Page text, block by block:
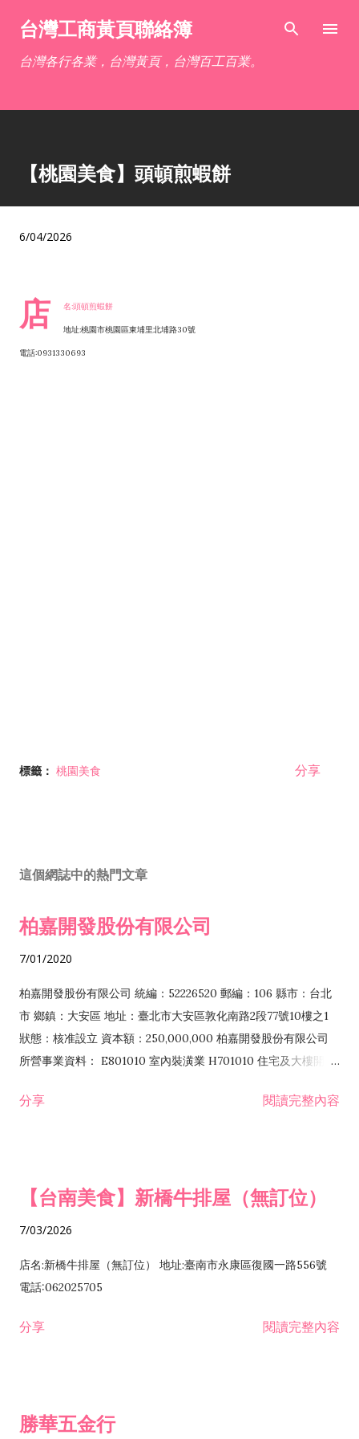
跳到主要內容
台灣工商黃頁聯絡簿
台灣各行各業，台灣黃頁，台灣百工百業。
【桃園美食】頭頓煎蝦餅
6/04/2026
店 名:頭頓煎蝦餅
地址:桃園市桃園區東埔里北埔路30號
電話:0931330693
標籤： 桃園美食 分享
這個網誌中的熱門文章
柏嘉開發股份有限公司
7/01/2020
柏嘉開發股份有限公司 統編：52226520 郵編：106 縣市：台北
市 鄉鎮：大安區 地址：臺北市大安區敦化南路2段77號10樓之1
狀態：核准設立 資本額：250,000,000 柏嘉開發股份有限公司
所營事業資料： E801010 室內裝潢業 H701010 住宅及大樓開發
發業 H703090 不動產買賣業 H703100 不動產租賃業 I503010
分享 閱讀完整內容
【台南美食】新橋牛排屋（無訂位）
7/03/2026
店名:新橋牛排屋（無訂位） 地址:臺南市永康區復國一路556號
電話:062025705
分享 閱讀完整內容
勝華五金行